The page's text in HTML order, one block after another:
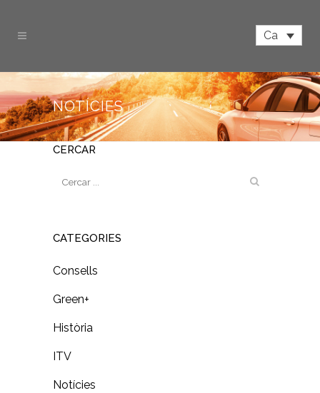
Ca
NOTÍCIES
CERCAR
CATEGORIES
Consells
Green+
Història
ITV
Notícies